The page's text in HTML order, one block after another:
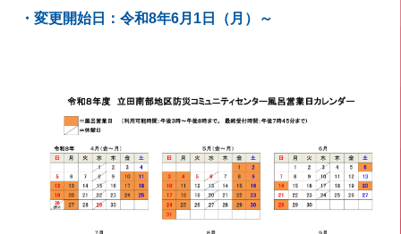
・変更開始日：令和8年6月1日（月）～